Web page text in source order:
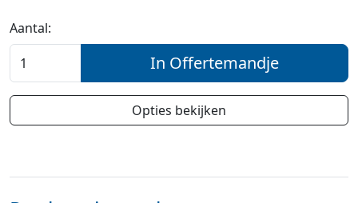
Aantal:
In Offertemandje
Opties bekijken